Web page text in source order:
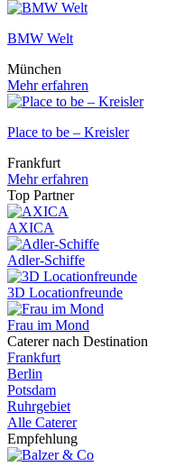
BMW Welt
München
Mehr erfahren
Place to be – Kreisler
Frankfurt
Mehr erfahren
Top Partner
AXICA
Adler-Schiffe
3D Locationfreunde
Frau im Mond
Caterer nach Destination
Frankfurt
Berlin
Potsdam
Ruhrgebiet
Alle Caterer
Empfehlung